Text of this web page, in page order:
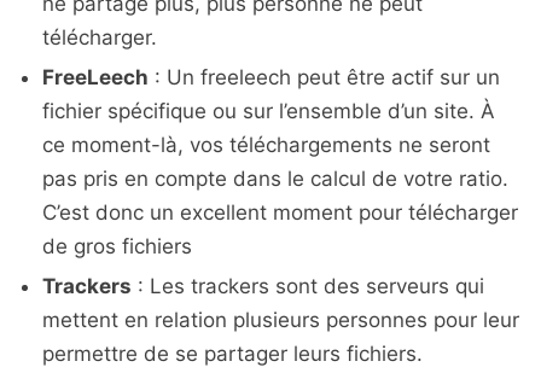
télécharger.
FreeLeech : Un freeleech peut être actif sur un
fichier spécifique ou sur l’ensemble d’un site. À
ce moment-là, vos téléchargements ne seront
pas pris en compte dans le calcul de votre ratio.
C’est donc un excellent moment pour télécharger
de gros fichiers
Trackers : Les trackers sont des serveurs qui
mettent en relation plusieurs personnes pour leur
permettre de se partager leurs fichiers.